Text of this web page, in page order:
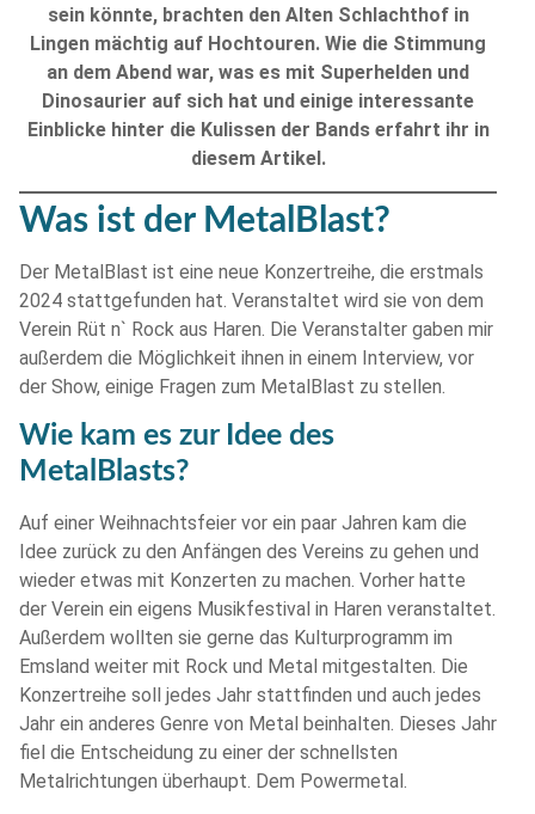
sein könnte, brachten den Alten Schlachthof in
Lingen mächtig auf Hochtouren. Wie die Stimmung
an dem Abend war, was es mit Superhelden und
Dinosaurier auf sich hat und einige interessante
Einblicke hinter die Kulissen der Bands erfahrt ihr in
diesem Artikel.
Was ist der MetalBlast?
Der MetalBlast ist eine neue Konzertreihe, die erstmals
2024 stattgefunden hat. Veranstaltet wird sie von dem
Verein Rüt n` Rock aus Haren. Die Veranstalter gaben mir
außerdem die Möglichkeit ihnen in einem Interview, vor
der Show, einige Fragen zum MetalBlast zu stellen.
Wie kam es zur Idee des
MetalBlasts?
Auf einer Weihnachtsfeier vor ein paar Jahren kam die
Idee zurück zu den Anfängen des Vereins zu gehen und
wieder etwas mit Konzerten zu machen. Vorher hatte
der Verein ein eigens Musikfestival in Haren veranstaltet.
Außerdem wollten sie gerne das Kulturprogramm im
Emsland weiter mit Rock und Metal mitgestalten. Die
Konzertreihe soll jedes Jahr stattfinden und auch jedes
Jahr ein anderes Genre von Metal beinhalten. Dieses Jahr
fiel die Entscheidung zu einer der schnellsten
Metalrichtungen überhaupt. Dem Powermetal.